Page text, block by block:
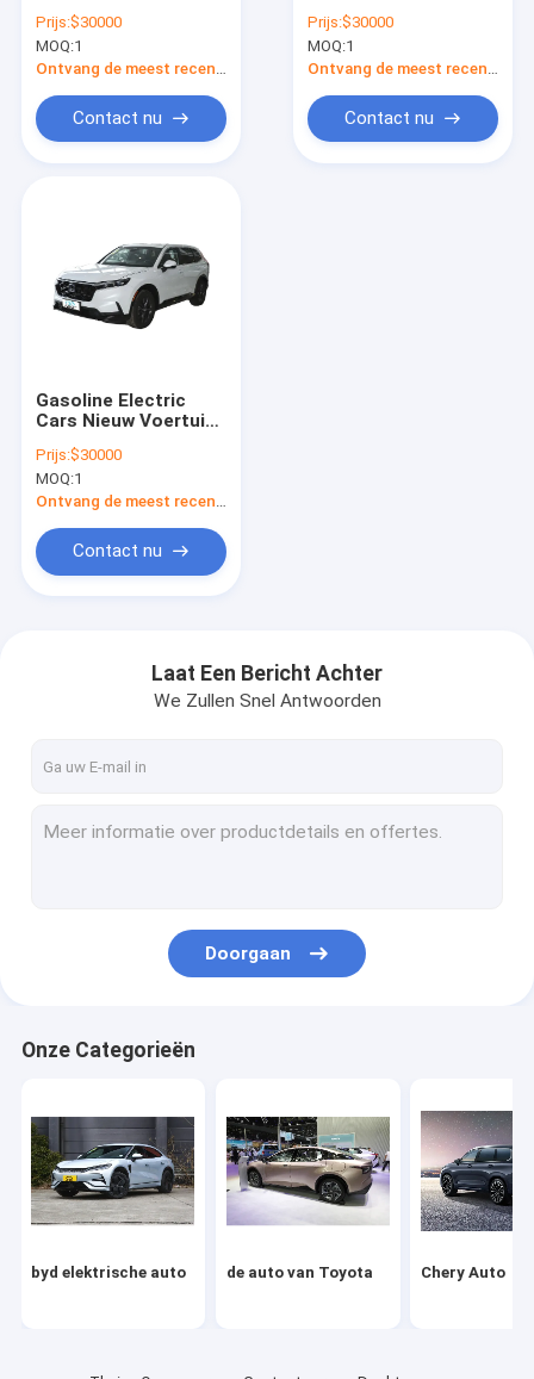
Videos
Over ons
Contacteer ons
Vraag een offerte aan
de auto van Toyota
changan auto
NIO Elektrische auto
Seres elektrische auto
Lynk & Co Elektrische auto
IM Elektrische auto
Hybrid Car Crv Voor
volwassenen
Prijs:$30000
MOQ:1
Ontvang de meest recente Prijs
Contact nu
240 TURBO CVT
Vierwielaandrijving
HONDA CR-V Hybrid
Prijs:$30000
MOQ:1
Ontvang de meest recente Prijs
Contact nu
Gasoline Electric
Cars Nieuw Voertuig
240 TURBO CVT
Vierwielaandrijving
HONDA CR-V Hybrid
Prijs:$30000
MOQ:1
Ontvang de meest recente Prijs
Contact nu
Laat Een Bericht Achter
We Zullen Snel Antwoorden
Doorgaan
Onze Categorieën
byd elektrische auto de auto van Toyota Chery Auto